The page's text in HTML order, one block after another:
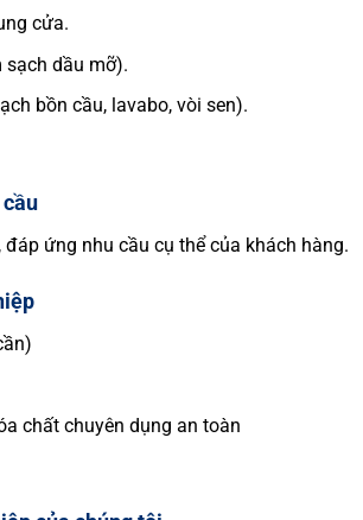
cửa.
sạch dầu mỡ).
bồn cầu, lavabo, vòi sen).
ứng nhu cầu cụ thể của khách hàng.
chất chuyên dụng an toàn